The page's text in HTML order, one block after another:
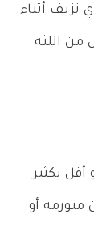
نزيف أثناء
من اللثة
بكثير
متورمة أو